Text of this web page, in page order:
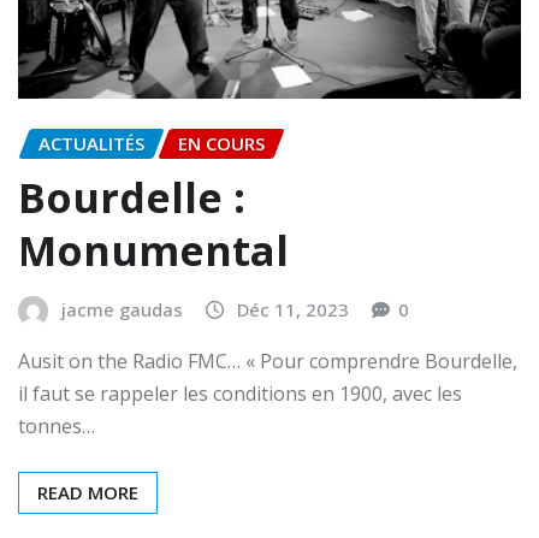
ACTUALITÉS EN COURS
Bourdelle :
Monumental
jacme gaudas Déc 11, 2023 0
Ausit on the Radio FMC… « Pour comprendre Bourdelle,
il faut se rappeler les conditions en 1900, avec les
tonnes…
READ MORE